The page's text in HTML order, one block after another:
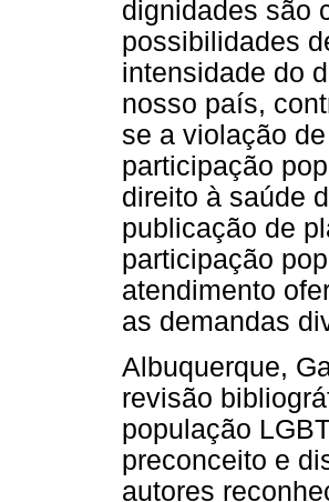
dignidades são
possibilidades
intensidade do
nosso país,
se a violação
participação
direito à saúde
publicação de
participação
atendimento
as demandas
Albuquerque,
revisão
população
preconceito e
autores